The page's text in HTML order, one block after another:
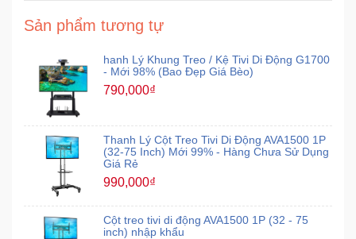
Sản phẩm tương tự
hanh Lý Khung Treo / Kệ Tivi Di Động G1700
- Mới 98% (Bao Đẹp Giá Bèo)
790,000₫
Thanh Lý Cột Treo Tivi Di Động AVA1500 1P
(32-75 Inch) Mới 99% - Hàng Chưa Sử Dụng
Giá Rẻ
990,000₫
Cột treo tivi di động AVA1500 1P (32 - 75
inch) nhập khẩu